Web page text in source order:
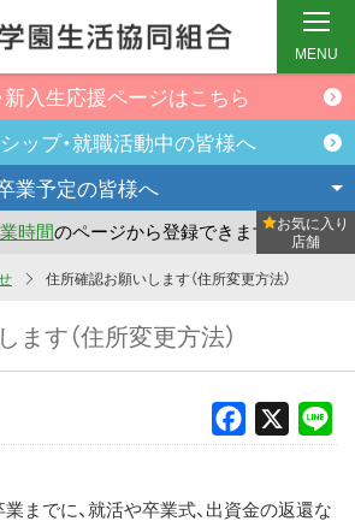
新入生応援ページはこちら
ップ・就職活動中の皆様へ
業予定の皆様へ
間のページから登録できます。 ま
お気に入り
店舗
MENU
住所確認お願いします（住所変更方法）
す（住所変更方法）
Facebook
までに、就活や卒業式、出資金の返還な